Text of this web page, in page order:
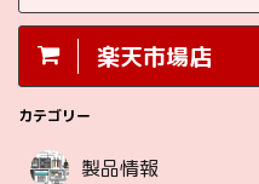
楽天市場店
カテゴリー
製品情報